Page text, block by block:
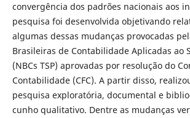
convergência dos padrões nacionais aos
pesquisa foi desenvolvida objetivando
algumas dessas mudanças provocadas
Brasileiras de Contabilidade Aplicadas ao
(NBCs TSP) aprovadas por resolução do
Contabilidade (CFC). A partir disso,
pesquisa exploratória, documental e
cunho qualitativo. Dentre as mudanças